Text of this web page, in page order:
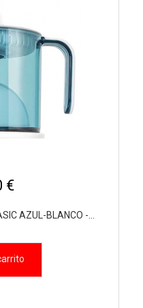
€
AZUL-BLANCO -...